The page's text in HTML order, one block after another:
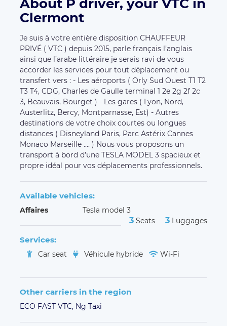
About P driver, your VTC in
Clermont
Je suis à votre entière disposition CHAUFFEUR
PRIVÉ ( VTC ) depuis 2015, parle français l’anglais
ainsi que l’arabe littéraire je serais ravi de vous
accorder les services pour tout déplacement ou
transfert vers : - Les aéroports ( Orly Sud Ouest T1 T2
T3 T4, CDG, Charles de Gaulle terminal 1 2e 2g 2f 2c
3, Beauvais, Bourget ) - Les gares ( Lyon, Nord,
Austerlitz, Bercy, Montparnasse, Est) - Autres
destinations de votre choix courtes ou longues
distances ( Disneyland Paris, Parc Astérix Cannes
Monaco Marseille .... ) Nous vous proposons un
transport à bord d’une TESLA MODEL 3 spacieux et
propre idéal pour vos déplacements professionnels.
Available vehicles:
Affaires Tesla model 3
3 Seats 3 Luggages
Services:
Car seat Véhicule hybride Wi-Fi
Other carriers in the region
ECO FAST VTC, Ng Taxi